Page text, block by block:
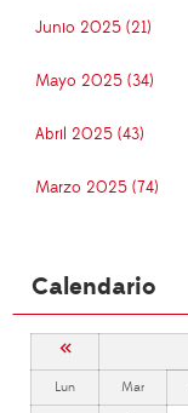
Junio 2025 (21)
Mayo 2025 (34)
Abril 2025 (43)
Marzo 2025 (74)
Calendario
«
Lun Mar